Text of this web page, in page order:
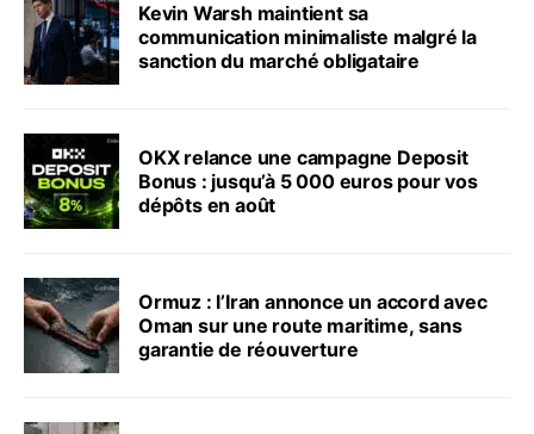
Kevin Warsh maintient sa
communication minimaliste malgré la
sanction du marché obligataire
OKX relance une campagne Deposit
Bonus : jusqu’à 5 000 euros pour vos
dépôts en août
Ormuz : l’Iran annonce un accord avec
Oman sur une route maritime, sans
garantie de réouverture